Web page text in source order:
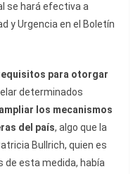
se hará efectiva a
y Urgencia en el Boletín
para otorgar
determinados
los mecanismos
del país, algo que la
Bullrich, quien es
de esta medida, había